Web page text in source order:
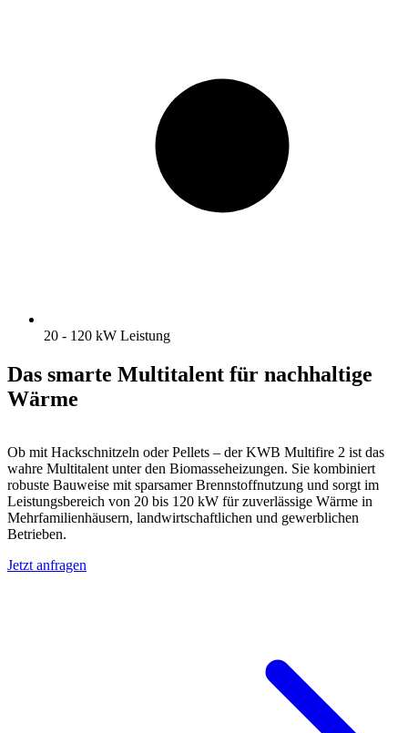
20 - 120 kW Leistung
Das smarte Multitalent für nachhaltige
Wärme
Ob mit Hackschnitzeln oder Pellets – der KWB Multifire 2 ist das
wahre Multitalent unter den Biomasseheizungen. Sie kombiniert
robuste Bauweise mit sparsamer Brennstoffnutzung und sorgt im
Leistungsbereich von 20 bis 120 kW für zuverlässige Wärme in
Mehrfamilienhäusern, landwirtschaftlichen und gewerblichen
Betrieben.
Jetzt anfragen